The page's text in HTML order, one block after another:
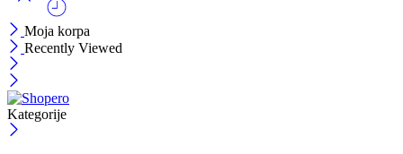
Moja korpa
Recently Viewed
Kategorije